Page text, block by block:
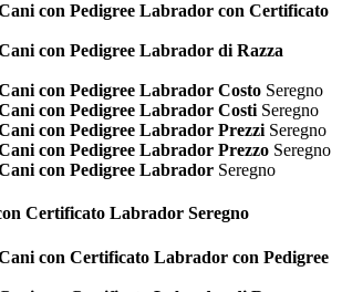
con Pedigree Labrador con Certificato
con Pedigree Labrador di Razza
con Pedigree Labrador Costo Seregno
con Pedigree Labrador Costi Seregno
con Pedigree Labrador Prezzi Seregno
con Pedigree Labrador Prezzo Seregno
con Pedigree Labrador Seregno
Certificato Labrador Seregno
con Certificato Labrador con Pedigree